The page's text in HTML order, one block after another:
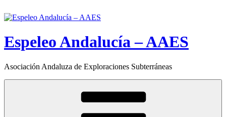
al
Espeleo Andalucía – AAES
Asociación Andaluza de Exploraciones Subterráneas